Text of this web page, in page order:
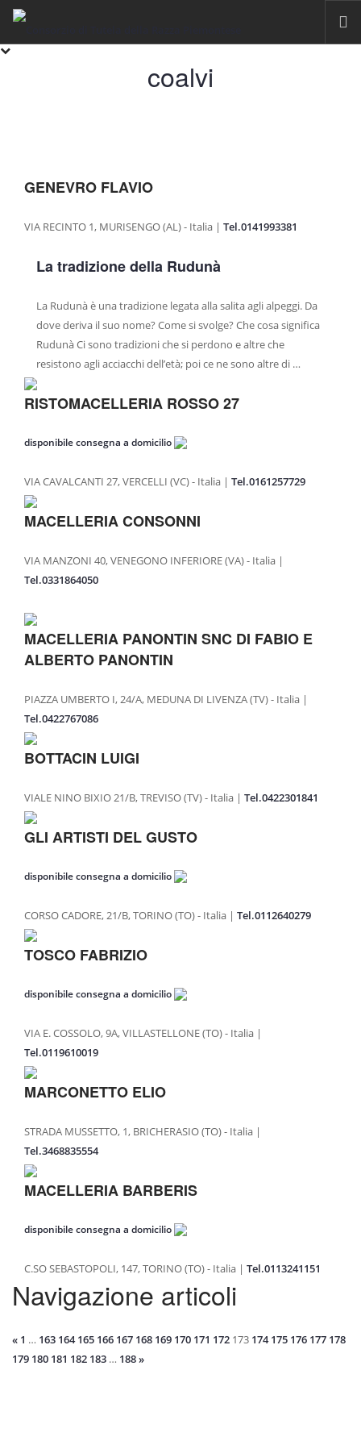
IGP VITELLONI PIEMONTESI DELLA COSCIA
FILIERA
LABORATORI
MACELLI
MACELLERIE
GRANDE DISTRIBUZIONE
RISTORANTI
PUNTI VENDITA
RAGÙ CLASSICO
GIRELLO COTTO
BRESAOLA
CARPACCIO DI BRESAOLA
WURSTEL DI FASSONE
SALAME DI FASSONE
PASTA FRESCA A MARCHIO COALVI
PRESS
RASSEGNA STAMPA
coalvi
GENEVRO FLAVIO
VIA RECINTO 1, MURISENGO (AL) - Italia | Tel.0141993381
La tradizione della Rudunà
La Rudunà è una tradizione legata alla salita agli alpeggi. Da
dove deriva il suo nome? Come si svolge? Che cosa significa
Rudunà Ci sono tradizioni che si perdono e altre che
resistono agli acciacchi dell’età; poi ce ne sono altre di …
RISTOMACELLERIA ROSSO 27
disponibile consegna a domicilio
VIA CAVALCANTI 27, VERCELLI (VC) - Italia | Tel.0161257729
MACELLERIA CONSONNI
VIA MANZONI 40, VENEGONO INFERIORE (VA) - Italia |
Tel.0331864050
MACELLERIA PANONTIN SNC DI FABIO E
ALBERTO PANONTIN
PIAZZA UMBERTO I, 24/A, MEDUNA DI LIVENZA (TV) - Italia |
Tel.0422767086
BOTTACIN LUIGI
VIALE NINO BIXIO 21/B, TREVISO (TV) - Italia | Tel.0422301841
GLI ARTISTI DEL GUSTO
disponibile consegna a domicilio
CORSO CADORE, 21/B, TORINO (TO) - Italia | Tel.0112640279
TOSCO FABRIZIO
disponibile consegna a domicilio
VIA E. COSSOLO, 9A, VILLASTELLONE (TO) - Italia |
Tel.0119610019
MARCONETTO ELIO
STRADA MUSSETTO, 1, BRICHERASIO (TO) - Italia |
Tel.3468835554
MACELLERIA BARBERIS
disponibile consegna a domicilio
C.SO SEBASTOPOLI, 147, TORINO (TO) - Italia | Tel.0113241151
Navigazione articoli
« 1 … 163 164 165 166 167 168 169 170 171 172 173 174 175 176 177 178
179 180 181 182 183 … 188»